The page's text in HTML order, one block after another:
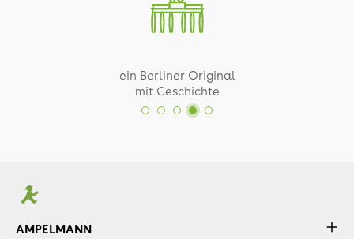
ein Berliner Original
mit Geschichte
AMPELMANN